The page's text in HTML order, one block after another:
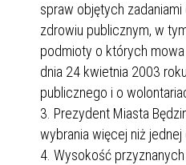
spraw objętych
zdrowiu publicznym, w
podmioty o których
dnia 24 kwietnia 2003
publicznego i o
Prezydent Miasta
wybrania więcej niż jednej
Wysokość